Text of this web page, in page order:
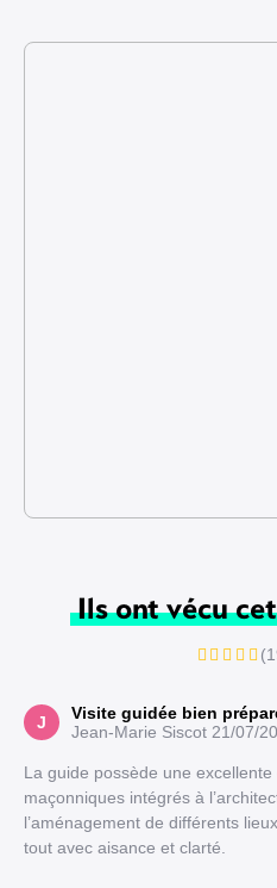
Ils ont vécu
J
Visite guidée bien
Jean-Marie Siscot 21/07/
La guide possède une
maçonniques intégrés à
l’aménagement de différents
tout avec aisance et clarté.